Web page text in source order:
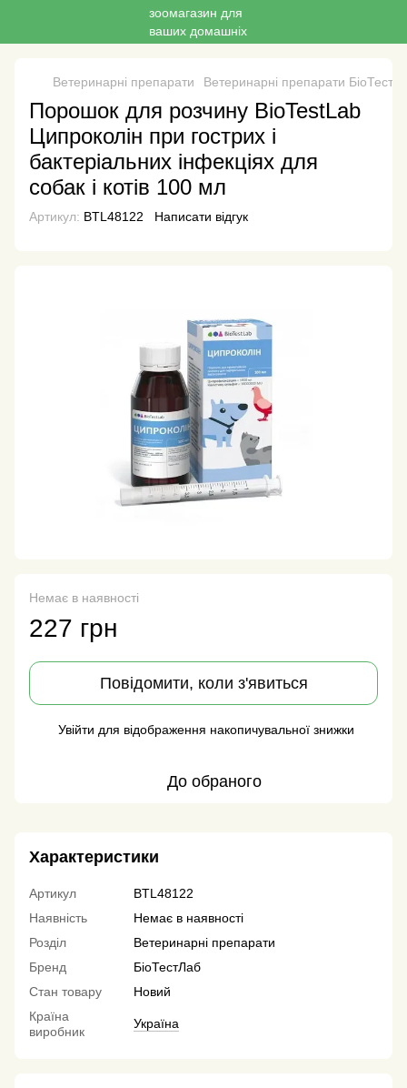
Ветеринарні препарати Ветеринарні препарати
Порошок для розчину BioTestLab
Ципроколін при гострих і
бактеріальних інфекціях для
собак і котів 100 мл
Артикул: BTL48122 Написати відгук
Немає в наявності
227 грн
Повідомити, коли з'явиться
Увійти для відображення накопичувальної знижки
До обраного
Характеристики
Артикул
BTL48122
Наявність
Немає в наявності
Розділ
Ветеринарні препарати
Бренд
БіоТестЛаб
Стан товару
Новий
Країна
виробник
Україна